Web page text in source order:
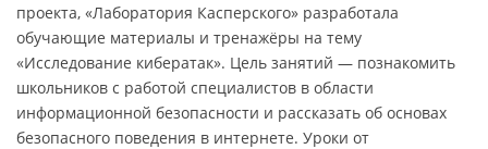
проекта, «Лаборатория Касперского» разработала
обучающие материалы и тренажёры на тему
«Исследование кибератак». Цель занятий — познакомить
школьников с работой специалистов в области
информационной безопасности и рассказать об основах
безопасного поведения в интернете. Уроки от